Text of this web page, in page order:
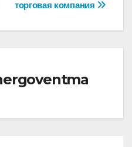
торговая компания